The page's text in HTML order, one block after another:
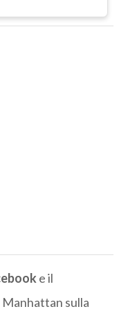
e il
sulla